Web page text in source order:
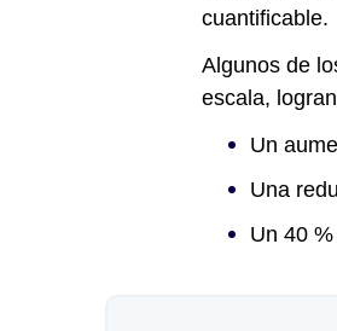
cuantificable.
Algunos de
escala,
Un
Una
Un 40